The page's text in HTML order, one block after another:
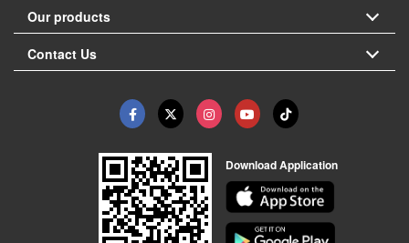
Our products
Contact Us
Download Application